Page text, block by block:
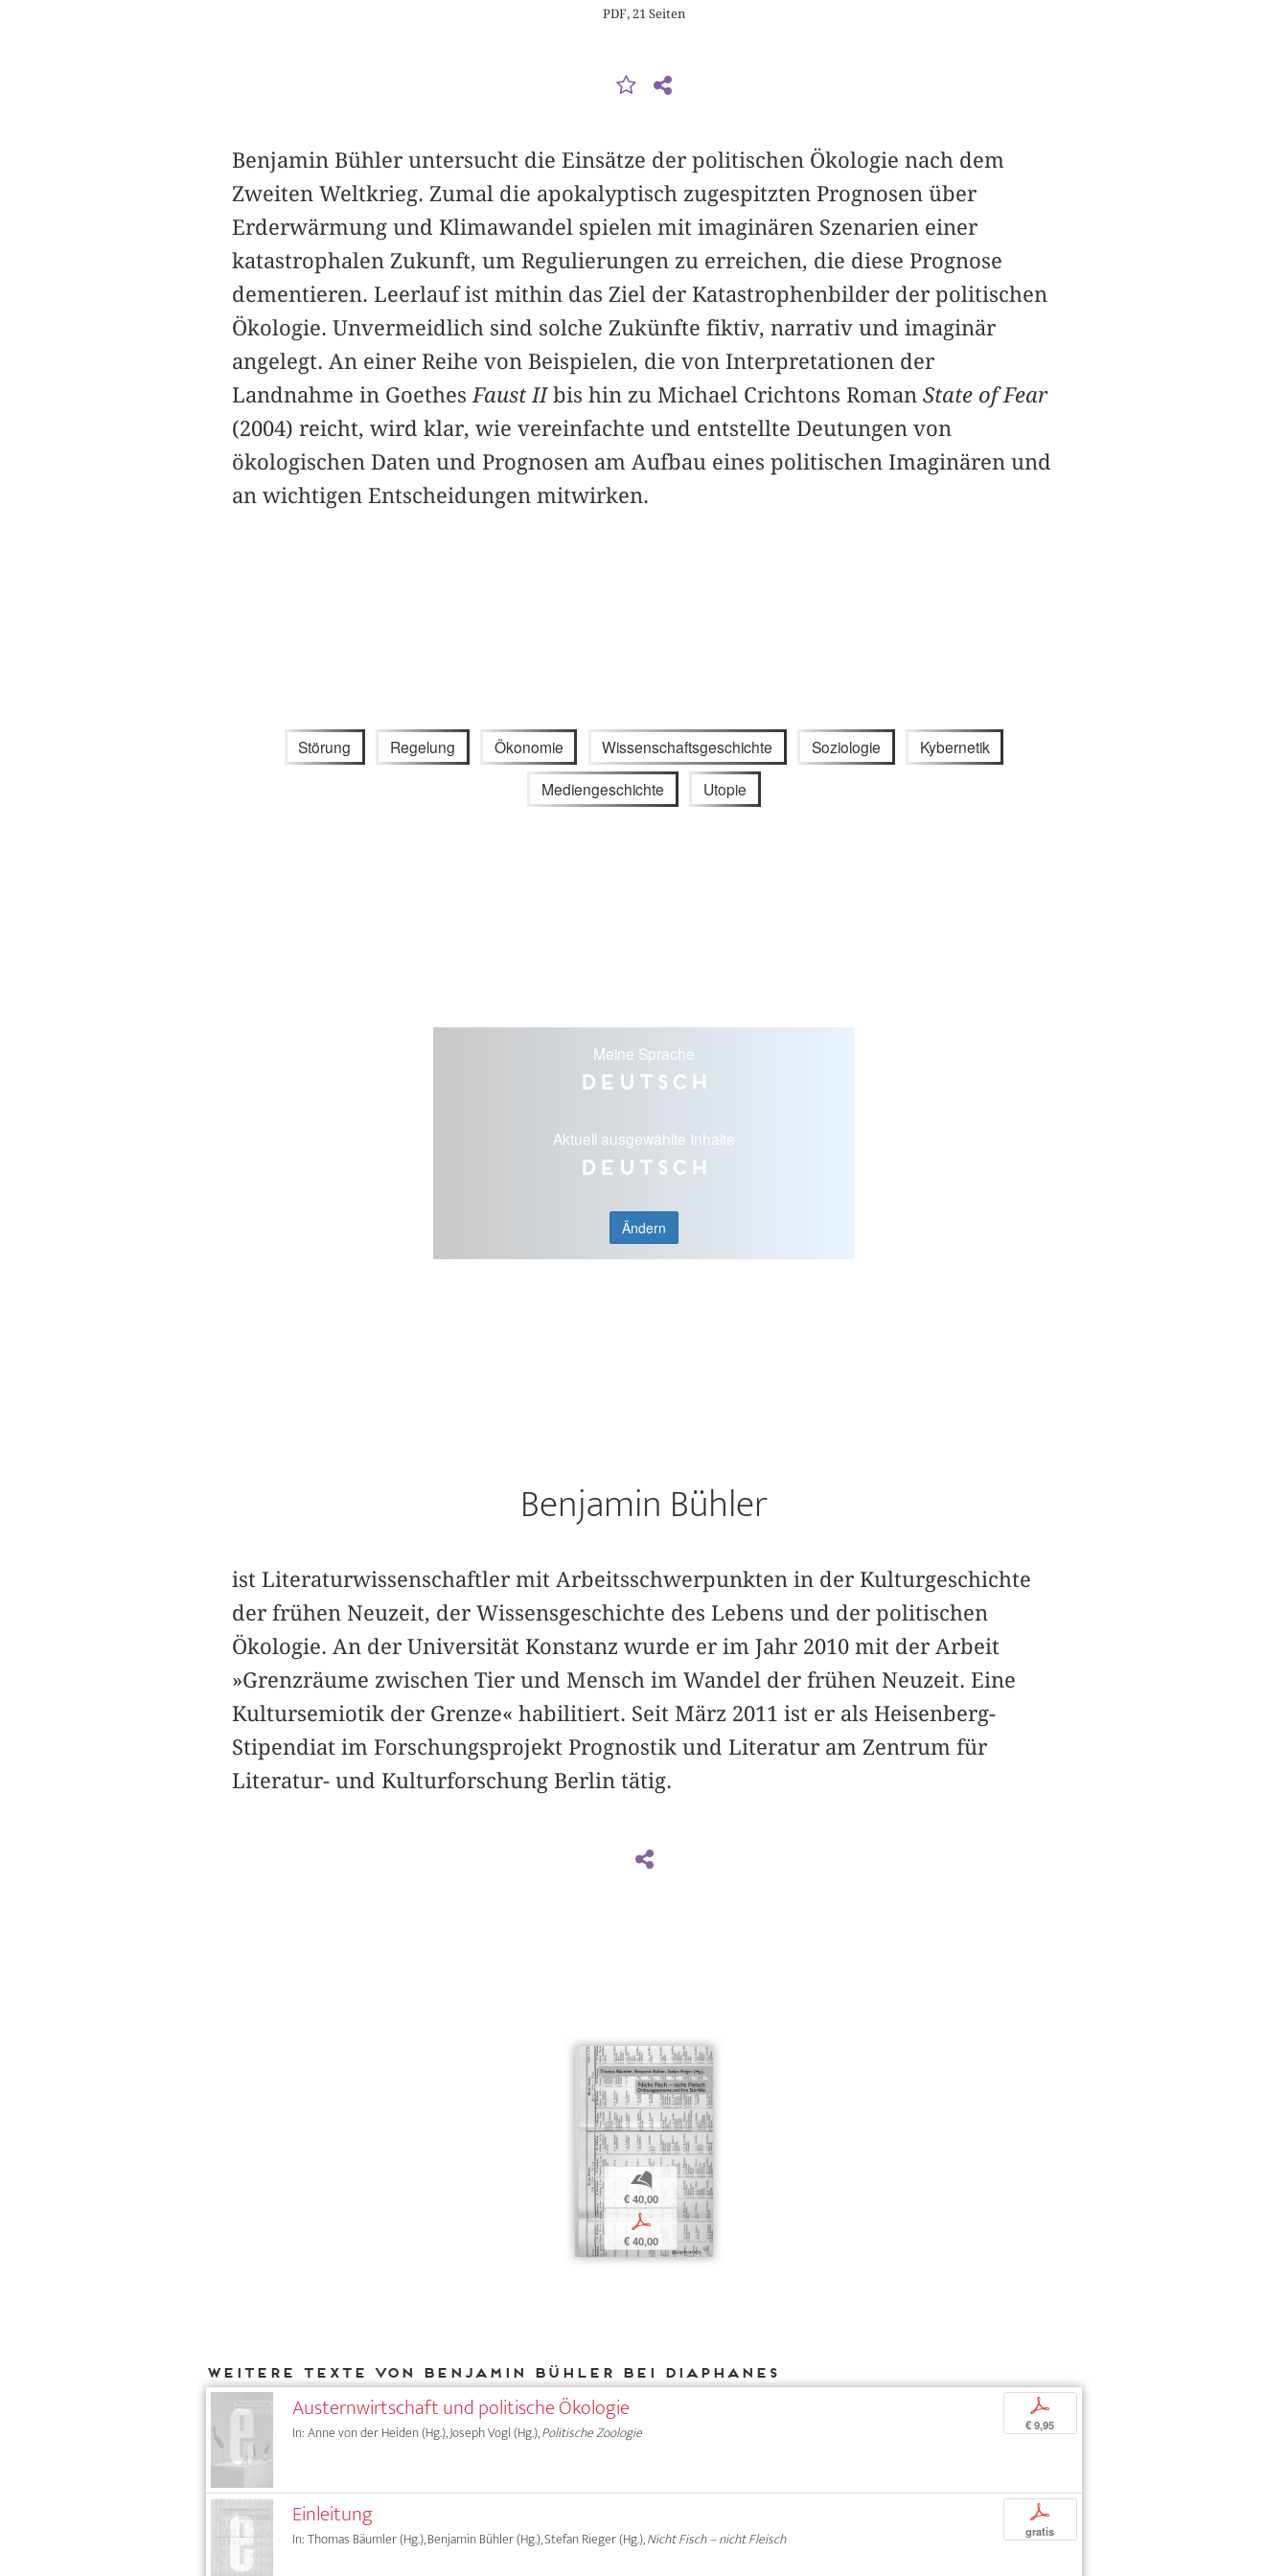
PDF, 21 Seiten
Benjamin Bühler untersucht die Einsätze der politischen Ökologie nach dem
Zweiten Weltkrieg. Zumal die apokalyptisch zugespitzten Prognosen über
Erderwärmung und Klimawandel spielen mit imaginären Szenarien einer
katastrophalen Zukunft, um Regulierungen zu erreichen, die diese Prognose
dementieren. Leerlauf ist mithin das Ziel der Katastrophenbilder der politischen
Ökologie. Unvermeidlich sind solche Zukünfte fiktiv, narrativ und imaginär
angelegt. An einer Reihe von Beispielen, die von Interpretationen der
Landnahme in Goethes Faust IIbis hin zu Michael Crichtons Roman State of Fear
(2004) reicht, wird klar, wie vereinfachte und entstellte Deutungen von
ökologischen Daten und Prognosen am Aufbau eines politischen Imaginären und
an wichtigen Entscheidungen mitwirken.
Störung Regelung Ökonomie Wissenschaftsgeschichte Soziologie Kybernetik
Mediengeschichte Utopie
Meine Sprache
Deutsch
Aktuell ausgewählte Inhalte
Deutsch
Ändern
Benjamin Bühler
ist Literaturwissenschaftler mit Arbeitsschwerpunkten in der Kulturgeschichte
der frühen Neuzeit, der Wissensgeschichte des Lebens und der politischen
Ökologie. An der Universität Konstanz wurde er im Jahr 2010 mit der Arbeit
»Grenzräume zwischen Tier und Mensch im Wandel der frühen Neuzeit. Eine
Kultursemiotik der Grenze« habilitiert. Seit März 2011 ist er als Heisenberg-
Stipendiat im Forschungsprojekt Prognostik und Literatur am Zentrum für
Literatur- und Kulturforschung Berlin tätig.
b
€ 40,00
p
€ 40,00
Weitere Texte von Benjamin Bühler bei DIAPHANES
Austernwirtschaft und politische Ökologie
In: Anne von der Heiden (Hg.), Joseph Vogl (Hg.),Politische Zoologie
p
€ 9,95
Einleitung
In: Thomas Bäumler (Hg.), Benjamin Bühler (Hg.), Stefan Rieger (Hg.),Nicht Fisch – nicht Fleisch
p
gratis